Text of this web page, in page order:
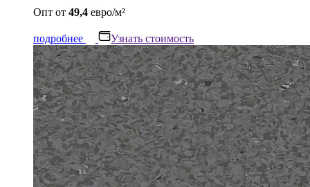
Опт от 49,4 евро/м²
подробнее Узнать стоимость